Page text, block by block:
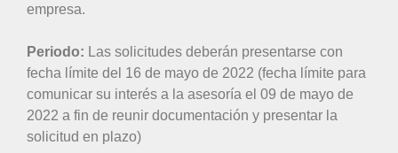
empresa.
Periodo: Las solicitudes deberán presentarse con
fecha límite del 16 de mayo de 2022 (fecha límite para
comunicar su interés a la asesoría el 09 de mayo de
2022 a fin de reunir documentación y presentar la
solicitud en plazo)